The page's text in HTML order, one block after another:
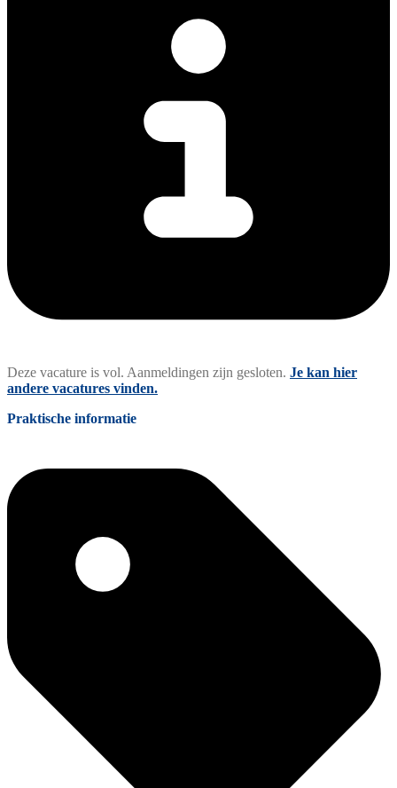
Deze vacature is vol. Aanmeldingen zijn gesloten. Je kan hier
andere vacatures vinden.
Praktische informatie